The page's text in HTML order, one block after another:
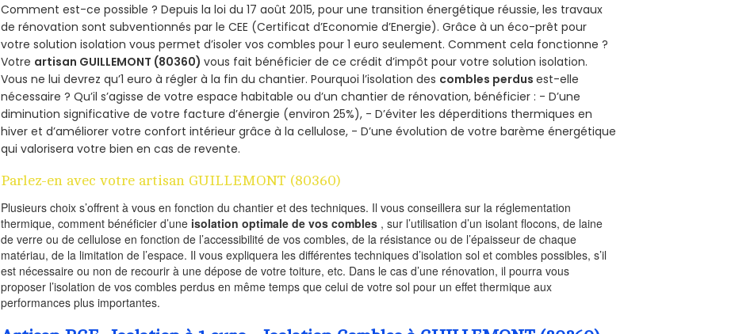
Comment est-ce possible ? Depuis la loi du 17 août 2015, pour une transition énergétique réussie, les travaux
de rénovation sont subventionnés par le CEE (Certificat d’Economie d’Energie). Grâce à un éco-prêt pour
votre solution isolation vous permet d’isoler vos combles pour 1 euro seulement. Comment cela fonctionne ?
Votre artisan GUILLEMONT (80360)vous fait bénéficier de ce crédit d’impôt pour votre solution isolation.
Vous ne lui devrez qu’1 euro à régler à la fin du chantier. Pourquoi l’isolation des combles perdusest-elle
nécessaire ? Qu’il s’agisse de votre espace habitable ou d’un chantier de rénovation, bénéficier : - D’une
diminution significative de votre facture d’énergie (environ 25%), - D’éviter les déperditions thermiques en
hiver et d’améliorer votre confort intérieur grâce à la cellulose, - D’une évolution de votre barème énergétique
qui valorisera votre bien en cas de revente.
Parlez-en avec votre artisan GUILLEMONT (80360)
Plusieurs choix s’offrent à vous en fonction du chantier et des techniques. Il vous conseillera sur la réglementation
thermique, comment bénéficier d’une isolation optimale de vos combles , sur l’utilisation d’un isolant flocons, de laine
de verre ou de cellulose en fonction de l’accessibilité de vos combles, de la résistance ou de l’épaisseur de chaque
matériau, de la limitation de l’espace. Il vous expliquera les différentes techniques d’isolation sol et combles possibles, s’il
est nécessaire ou non de recourir à une dépose de votre toiture, etc. Dans le cas d’une rénovation, il pourra vous
proposer l’isolation de vos combles perdus en même temps que celui de votre sol pour un effet thermique aux
performances plus importantes.